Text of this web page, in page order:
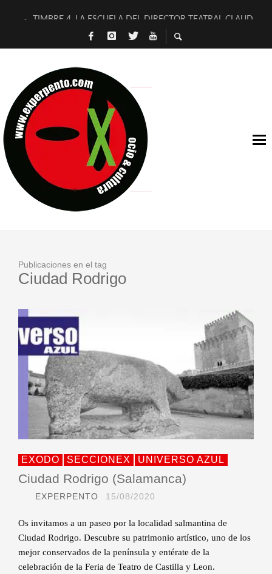
TIMBRE 4, LA ESCUELA DEL DIRECTOR TEATRAL CLAUDIO
30 AÑOS (NO ES NADA) DE LA KATARSIS DEL TOMATAZO
D’BALDOMEROS REINVENTAN [BITÁCORA 3.0] EN EXVITA
MARSHALL FLASH PRESENTA EN EXVITA [RELATIVA
JOFRE BARDAGÍ EN EXVITA INTERPRETANDO A SERRAT
YORCH PRESENTA [CURSO DE ARMONÍA PERSECUTORIA]
MAGALÍ SARE NOS EXPLICA [DESCASADA]
«NO TENGO PUTOS SUEÑOS»
Publicaciones en el tag
Ciudad Rodrigo
EXODO SECCIONEX UNIVERSO AZUL
Ciudad Rodrigo (Salamanca)
EXPERPENTO 15/08/2020
Os invitamos a un paseo por la localidad salmantina de
Ciudad Rodrigo. Descubre su patrimonio artístico, uno de los
mejor conservados de la península y entérate de la
celebración de la Feria de Teatro de Castilla y Leon.